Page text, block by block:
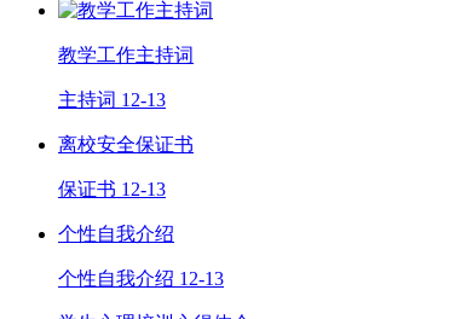
教学工作主持词
主持词 12-13
离校安全保证书
保证书 12-13
个性自我介绍
个性自我介绍 12-13